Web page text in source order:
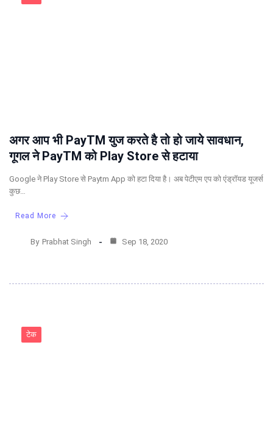
अगर आप भी PayTM युज करते है तो हो जाये सावधान,
गूगल ने PayTM को Play Store से हटाया
Google ने Play Store से Paytm App को हटा दिया है। अब पेटीएम एप को एंड्रॉयड यूजर्स
कुछ…
Read More
By Prabhat Singh Sep 18, 2020
टेक